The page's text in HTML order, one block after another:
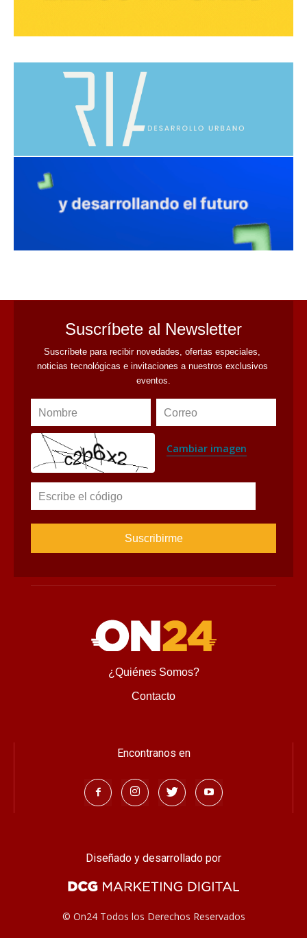
Suscríbete al Newsletter
Suscríbete para recibir novedades, ofertas especiales,
noticias tecnológicas e invitaciones a nuestros exclusivos
eventos.
Nombre Correo
Cambiar imagen
Escribe el código
¿Quiénes Somos?
Contacto
Encontranos en
Diseñado y desarrollado por
© On24 Todos los Derechos Reservados